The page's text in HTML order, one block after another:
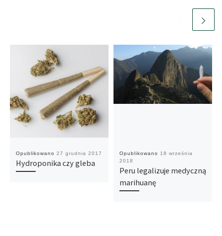
Opublikowano 27 grudnia 2017
Hydroponika czy gleba
Opublikowano
18 września
2018
Peru legalizuje medyczną
marihuanę